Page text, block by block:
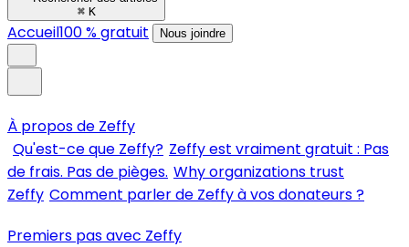
⌘ K
Accueil100 % gratuit Nous joindre
À propos de Zeffy
Qu'est-ce que Zeffy? Zeffy est vraiment gratuit : Pas
de frais. Pas de pièges. Why organizations trust
Zeffy Comment parler de Zeffy à vos donateurs ?
Premiers pas avec Zeffy